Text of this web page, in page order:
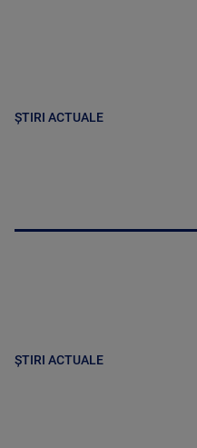
ȘTIRI ACTUALE
ȘTIRI ACTUALE